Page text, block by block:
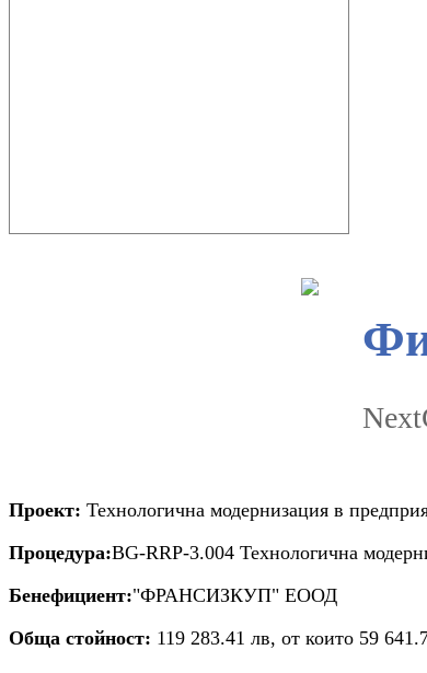
Проект: Технологична модернизация в
Процедура:BG-RRP-3.004 Технологична
Бенефициент:"ФРАНСИЗКУП" ЕООД
Обща стойност: 119 283.41 лв, от които 59